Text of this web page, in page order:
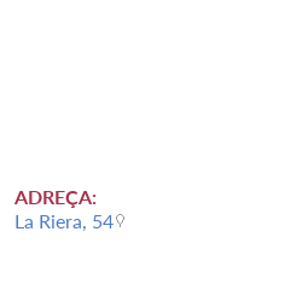
ADREÇA:
La Riera, 54